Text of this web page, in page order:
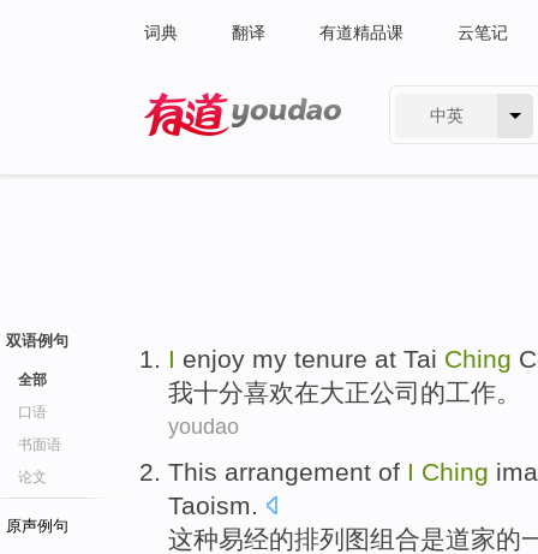
词典 翻译 有道精品课 云笔记
中英
双语例句
全部
口语
书面语
论文
原声例句
I enjoy my tenure at Tai Ching
我十分喜欢在大正公司 的工作。
youdao
This arrangement of I Ching
Taoism.
这种易经的排列 图组合是道家的